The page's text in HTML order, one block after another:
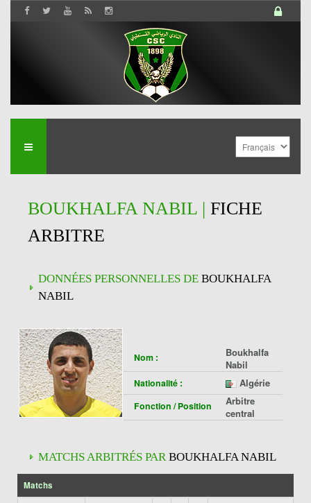
BOUKHALFA NABIL | FICHE
ARBITRE
DONNÉES PERSONNELLES DE BOUKHALFA
NABIL
Nom :
Boukhalfa
Nabil
Nationalité : Algérie
Fonction / Position
Arbitre
central
MATCHS ARBITRÉS PARBOUKHALFA NABIL
Matchs